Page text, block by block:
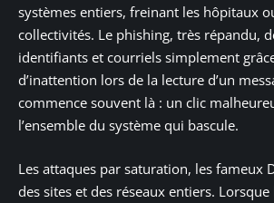
systèmes entiers, freinant les hôpitaux
collectivités. Le phishing, très répandu,
identifiants et courriels simplement
d’inattention lors de la lecture d’un
commence souvent là : un clic
l’ensemble du système qui bascule.
Les attaques par saturation, les fameux
des sites et des réseaux entiers.